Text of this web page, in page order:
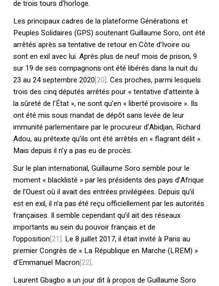
de trois tours d’horloge.
Les principaux cadres de la plateforme Générations et
Peuples Solidaires (GPS) soutenant Guillaume Soro, ont été
arrêtés après sa tentative de retour en Côte d’Ivoire ou
sont en exil avec lui. Après plus de neuf mois de prison, 9
sur 19 de ses compagnons ont été libérés dans la nuit du
23 au 24 septembre 2020[20]. Ces proches, parmi lesquels
trois des cinq députés arrêtés pour « tentative d’atteinte à
la sûreté de l’État », ne sont qu’en « liberté provisoire ». Ils
ont été mis sous mandat de dépôt sans levée de leur
immunité parlementaire par le procureur d’Abidjan, Richard
Adou, au prétexte qu’ils ont été arrêtés en « flagrant délit ».
Mais depuis il n’y a pas eu de procès.
Sur le plan international, Guillaume Soro semble pour le
moment « blacklisté » par les présidents des pays d’Afrique
de l’Ouest où il avait des entrées privilégiées. Depuis qu’il
est en exil, il n’a pas été reçu officiellement par les autorités
françaises. Il semble cependant qu’il ait des réseaux
importants au sein du pouvoir français et de
l’opposition[21]. Le 8 juillet 2017, il était invité à Paris au
premier Congrès de « La République en Marche (LREM) »
d’Emmanuel Macron[22].
Laurent Gbagbo a un jour dit à propos de Guillaume Soro